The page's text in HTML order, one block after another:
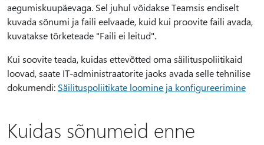
aegumiskuupäevaga. Sel juhul võidakse Teamsis endiselt
kuvada sõnumi ja faili eelvaade, kuid kui proovite faili avada,
kuvatakse tõrketeade "Faili ei leitud".
Kui soovite teada, kuidas ettevõtted oma säilituspoliitikaid
loovad, saate IT-administraatorite jaoks avada selle tehnilise
dokumendi: Säilituspoliitikate loomine ja konfigureerimine
Kuidas sõnumeid enne